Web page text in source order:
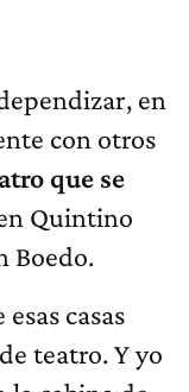
en
con otros
que se
Quintino
Boedo.
casas
teatro. Y yo